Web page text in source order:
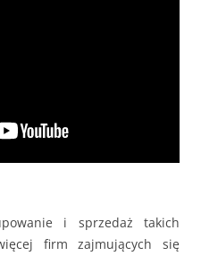
i sprzedaż takich
firm zajmujących się